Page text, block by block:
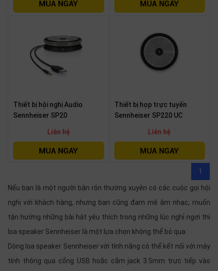
Thiết bị hội nghị Audio
Sennheiser SP20
Liên hệ
Thiết bị họp trực tuyến
Sennheiser SP220 UC
Liên hệ
1
Nếu bạn là một người bận rộn thường xuyên có các cuộc gọi hội
nghị với khách hàng, nhưng bạn cũng đam mê âm nhạc, muốn
tận hưởng những bài hát yêu thích trong những lúc nghỉ ngơi thì
loa speaker Sennheiser là một lựa chọn không thể bỏ qua.
Dòng loa speaker Sennheiser với tính năng có thể kết nối với máy
tính thông qua cổng USB hoặc cắm jack 3.5mm trực tiếp vào
khác
Dịch
vụ
trợ
Liên
Giới
thiệu
NGÔN
NGỮ